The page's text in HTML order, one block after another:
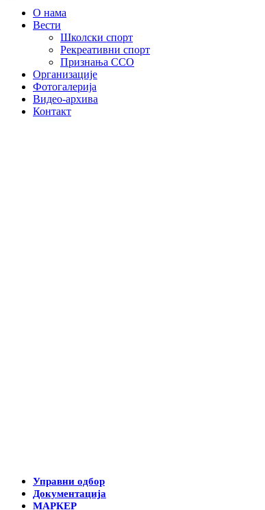
О нама
Вести
Школски спорт
Рекреативни спорт
Признања ССО
Oрганизације
Фотогалерија
Видео-архива
Контакт
Управни одбор
Документација
МАРКЕР